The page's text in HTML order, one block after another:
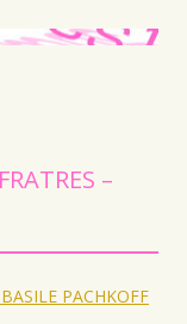
contenu principal
–
PACHKOFF